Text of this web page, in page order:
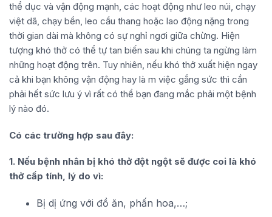
thể dục và vận động mạnh, các hoạt động như leo núi, chạy
việt dã, chạy bền, leo cầu thang hoặc lao động nặng trong
thời gian dài mà không có sự nghỉ ngơi giữa chừng. Hiện
tượng khó thở có thể tự tan biến sau khi chúng ta ngừng làm
những hoạt động trên. Tuy nhiên, nếu khó thở xuất hiện ngay
cả khi bạn không vận động hay là m việc gắng sức thì cần
phải hết sức lưu ý vì rất có thể bạn đang mắc phải một bệnh
lý nào đó.
Có các trường hợp sau đây:
1. Nếu bệnh nhân bị khó thở đột ngột sẽ được coi là khó
thở cấp tính, lý do vì:
Bị dị ứng với đồ ăn, phấn hoa,…;